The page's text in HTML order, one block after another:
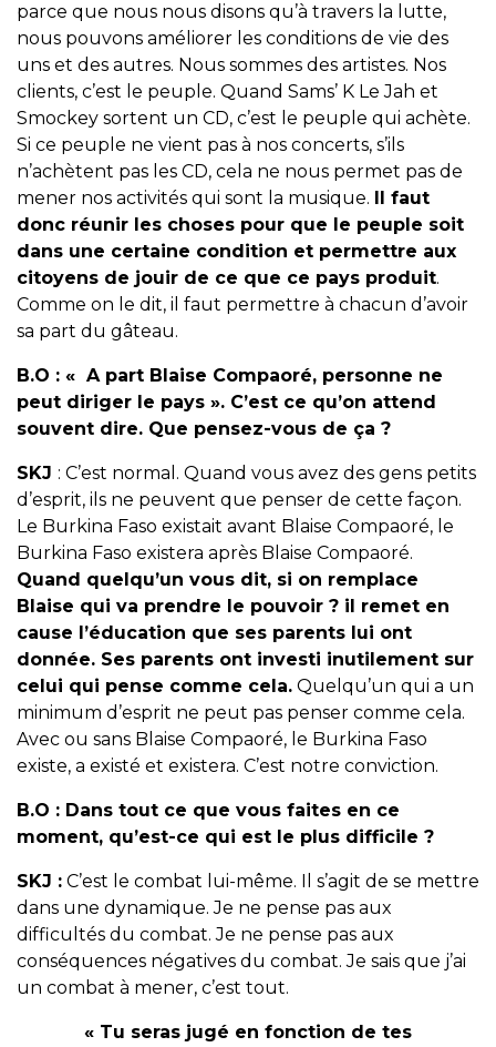
parce que nous nous disons qu’à travers la lutte,
nous pouvons améliorer les conditions de vie des
uns et des autres. Nous sommes des artistes. Nos
clients, c’est le peuple. Quand Sams’ K Le Jah et
Smockey sortent un CD, c’est le peuple qui achète.
Si ce peuple ne vient pas à nos concerts, s’ils
n’achètent pas les CD, cela ne nous permet pas de
mener nos activités qui sont la musique. Il faut
donc réunir les choses pour que le peuple soit
dans une certaine condition et permettre aux
citoyens de jouir de ce que ce pays produit.
Comme on le dit, il faut permettre à chacun d’avoir
sa part du gâteau.
B.O : « A part Blaise Compaoré, personne ne
peut diriger le pays ». C’est ce qu’on attend
souvent dire. Que pensez-vous de ça ?
SKJ : C’est normal. Quand vous avez des gens petits
d’esprit, ils ne peuvent que penser de cette façon.
Le Burkina Faso existait avant Blaise Compaoré, le
Burkina Faso existera après Blaise Compaoré.
Quand quelqu’un vous dit, si on remplace
Blaise qui va prendre le pouvoir ? il remet en
cause l’éducation que ses parents lui ont
donnée. Ses parents ont investi inutilement sur
celui qui pense comme cela. Quelqu’un qui a un
minimum d’esprit ne peut pas penser comme cela.
Avec ou sans Blaise Compaoré, le Burkina Faso
existe, a existé et existera. C’est notre conviction.
B.O : Dans tout ce que vous faites en ce
moment, qu’est-ce qui est le plus difficile ?
SKJ : C’est le combat lui-même. Il s’agit de se mettre
dans une dynamique. Je ne pense pas aux
difficultés du combat. Je ne pense pas aux
conséquences négatives du combat. Je sais que j’ai
un combat à mener, c’est tout.
« Tu seras jugé en fonction de tes